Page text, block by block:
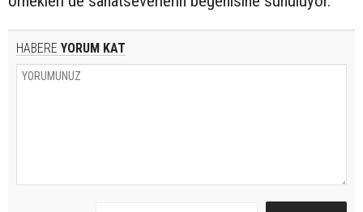
HABERE YORUM KAT